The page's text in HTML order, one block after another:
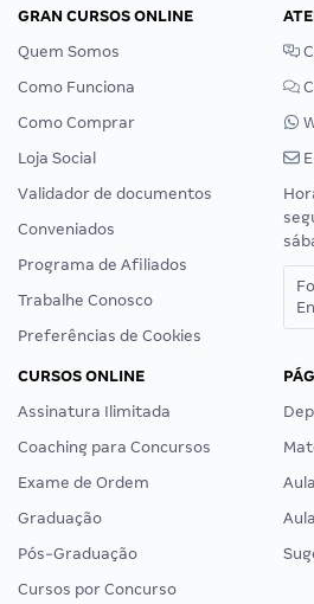
GRAN CURSOS ONLINE
Quem Somos
Como Funciona
Como Comprar
Loja Social
Validador de documentos
Conveniados
Programa de Afiliados
Trabalhe Conosco
Preferências de Cookies
CURSOS ONLINE
Assinatura Ilimitada
Coaching para Concursos
Exame de Ordem
Graduação
Pós-Graduação
Cursos por Concurso